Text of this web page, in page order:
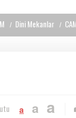
Dini Mekanlar
a a a